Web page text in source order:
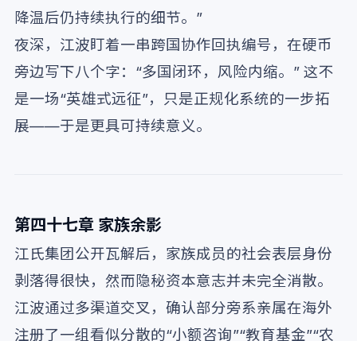
降温后仍持续执行的细节。”
夜深，江波盯着一串跨国协作回执编号，在硬币
旁边写下八个字：“多国闭环，风险内缩。” 这不
是一场“英雄式远征”，只是正规化系统的一步拓
展——于是更具可持续意义。
第四十七章 家族余影
江氏集团公开瓦解后，家族成员的社会表层身份
剥落得很快，然而隐秘资本意志并未完全消散。
江波通过多渠道交叉，确认部分旁系亲属在海外
注册了一组看似分散的“小额咨询”“教育基金”“农